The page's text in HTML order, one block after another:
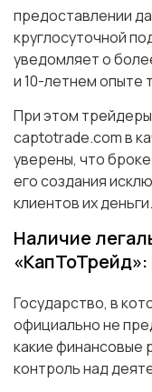
предоставлении
круглосуточной
уведомляет о
и 10-летнем опыте
При этом
captotrade.com в
уверены, что
его создания
клиентов их деньги.
Наличие
Государство, в
официально не
какие финансовые
контроль над